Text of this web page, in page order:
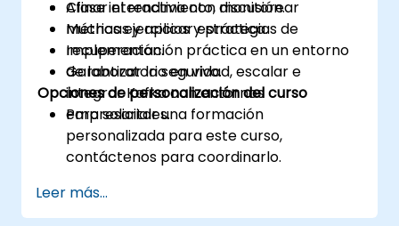
Afinar el rendimiento, monitorear
métricas y aplicar estrategias de
recuperación.
Garantizar la seguridad, escalar e
integrar Kafka con entornos
empresariales.
Clase interactiva con discusión.
Muchas ejercicios y práctica.
Implementación práctica en un entorno
de laboratorio en vivo.
Opciones de personalización del curso
Para solicitar una formación
personalizada para este curso,
contáctenos para coordinarlo.
Leer más...